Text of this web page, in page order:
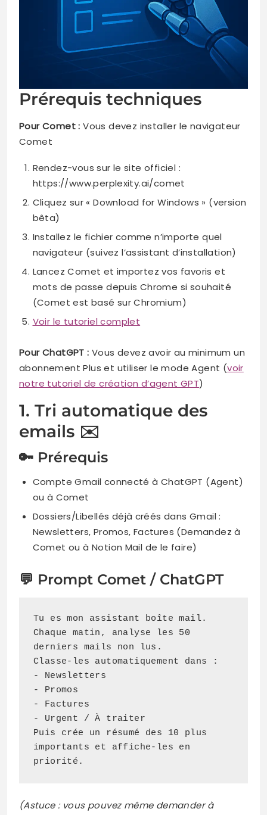
Prérequis techniques
Pour Comet : Vous devez installer le navigateur
Comet
Rendez-vous sur le site officiel :
https://www.perplexity.ai/comet
Cliquez sur « Download for Windows » (version
bêta)
Installez le fichier comme n’importe quel
navigateur (suivez l’assistant d’installation)
Lancez Comet et importez vos favoris et
mots de passe depuis Chrome si souhaité
(Comet est basé sur Chromium)
Voir le tutoriel complet
Pour ChatGPT : Vous devez avoir au minimum un
abonnement Plus et utiliser le mode Agent (voir
notre tutoriel de création d’agent GPT)
1. Tri automatique des
emails ✉️
🔑 Prérequis
Compte Gmail connecté à ChatGPT (Agent)
ou à Comet
Dossiers/Libellés déjà créés dans Gmail :
Newsletters, Promos, Factures (Demandez à
Comet ou à Notion Mail de le faire)
💬 Prompt Comet / ChatGPT
Tu es mon assistant boîte mail.
Chaque matin, analyse les 50
derniers mails non lus.
Classe-les automatiquement dans :
- Newsletters
- Promos
- Factures
- Urgent / À traiter
Puis crée un résumé des 10 plus
importants et affiche-les en
priorité.
(Astuce : vous pouvez même demander à